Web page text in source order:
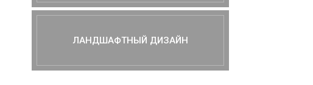
ЛАНДШАФТНЫЙ ДИЗАЙН